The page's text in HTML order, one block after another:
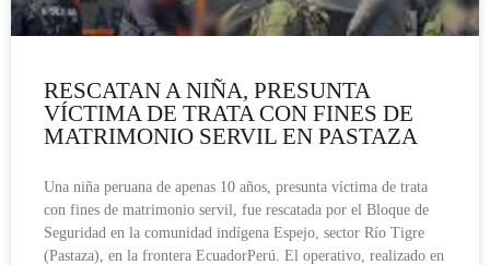
RESCATAN A NIÑA, PRESUNTA
VÍCTIMA DE TRATA CON FINES DE
MATRIMONIO SERVIL EN PASTAZA
Una niña peruana de apenas 10 años, presunta víctima de trata
con fines de matrimonio servil, fue rescatada por el Bloque de
Seguridad en la comunidad indígena Espejo, sector Río Tigre
(Pastaza), en la frontera EcuadorPerú. El operativo, realizado en